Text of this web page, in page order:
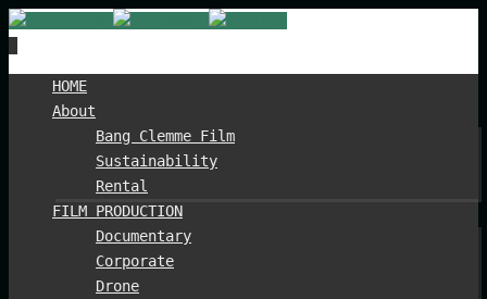
SpringHOME
About
Bang Clemme Film
Sustainability
Rental
FILM PRODUCTION
Documentary
Corporate
Drone